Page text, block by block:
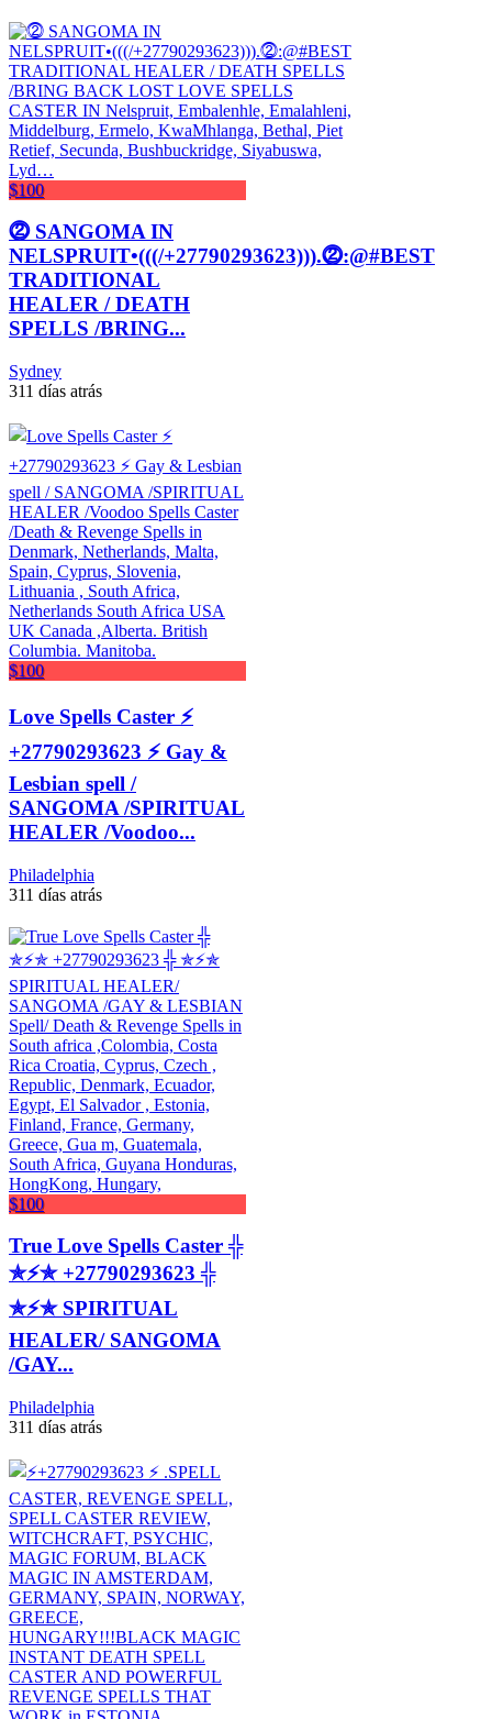
$100
⓶ SANGOMA IN
NELSPRUIT•(((/+27790293623))).⓶:@#BEST
TRADITIONAL
HEALER / DEATH
SPELLS /BRING...
Sydney
311 días atrás
$100
Love Spells Caster ⚡
+27790293623 ⚡ Gay &
Lesbian spell /
SANGOMA /SPIRITUAL
HEALER /Voodoo...
Philadelphia
311 días atrás
$100
True Love Spells Caster ╬
✯⚡✯ +27790293623 ╬
✯⚡✯ SPIRITUAL
HEALER/ SANGOMA
/GAY...
Philadelphia
311 días atrás